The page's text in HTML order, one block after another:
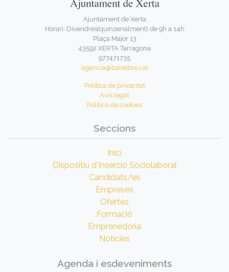
Ajuntament de Xerta
Horari: Divendres(quinzenalment) de 9h a 14h
Plaça Major 13
43592 XERTA Tarragona
977471735
agencia@baixebre.cat
Política de privacitat
Avís legal
Política de cookies
Seccions
Inici
Dispositiu d'Inserció Sociolaboral
Candidats/es
Empreses
Ofertes
Formació
Emprenedoria
Notícies
Agenda i esdeveniments